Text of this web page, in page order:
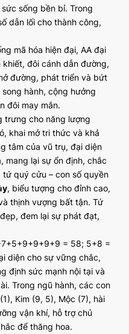
sống bền bỉ. Trong
dẫn lối cho thành công,
mã hóa hiện đại, AA đại
đôi cánh dẫn đường,
đường, phát triển và bứt
hành, cộng hưởng
đôi may mắn.
trưng cho năng lượng
khai mở tri thức và khả
tâm của vũ trụ, đại diện
mang lại sự ổn định, chắc
tứ quý cửu – con số quyền
, biểu tượng cho đỉnh cao,
thịnh vượng bất tận. Tứ
đem lại sự phát đạt,
= 58; 5+8 =
diện cho sự vững chắc,
định sức mạnh nội tại và
Trong ngũ hành, các con
Kim (9, 5), Mộc (7), hài
vận khí, hỗ trợ chủ
để thăng hoa.